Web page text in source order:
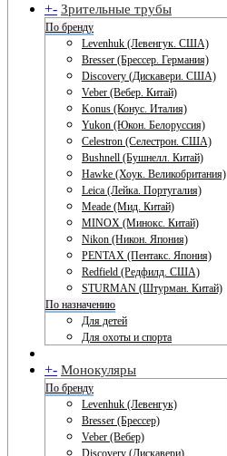
+- Зрительные трубы
По бренду
Levenhuk (Левенгук. США)
Bresser (Брессер. Германия)
Discovery (Дискавери. США)
Veber (Вебер. Китай)
Konus (Конус. Италия)
Yukon (Юкон. Белоруссия)
Celestron (Селестрон. США)
Bushnell (Бушнелл. Китай)
Hawke (Хоук. Великобритания)
Leica (Лейка. Португалия)
Meade (Мид. Китай)
MINOX (Минокс. Китай)
Nikon (Никон. Япония)
PENTAX (Пентакс. Япония)
Redfield (Редфилд. США)
STURMAN (Штурман. Китай)
По назначению
Для детей
Для охоты и спорта
+- Монокуляры
По бренду
Levenhuk (Левенгук)
Bresser (Брессер)
Veber (Вебер)
Discovery (Дискавери)